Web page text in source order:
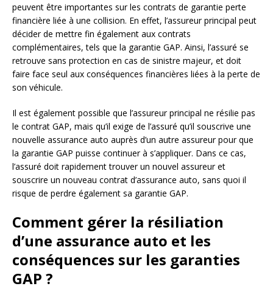
peuvent être importantes sur les contrats de garantie perte
financière liée à une collision. En effet, l’assureur principal peut
décider de mettre fin également aux contrats
complémentaires, tels que la garantie GAP. Ainsi, l’assuré se
retrouve sans protection en cas de sinistre majeur, et doit
faire face seul aux conséquences financières liées à la perte de
son véhicule.
Il est également possible que l’assureur principal ne résilie pas
le contrat GAP, mais qu’il exige de l’assuré qu’il souscrive une
nouvelle assurance auto auprès d’un autre assureur pour que
la garantie GAP puisse continuer à s’appliquer. Dans ce cas,
l’assuré doit rapidement trouver un nouvel assureur et
souscrire un nouveau contrat d’assurance auto, sans quoi il
risque de perdre également sa garantie GAP.
Comment gérer la résiliation
d’une assurance auto et les
conséquences sur les garanties
GAP ?